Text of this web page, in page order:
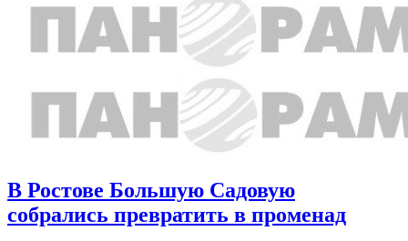
В Ростове Большую Садовую
собрались превратить в променад